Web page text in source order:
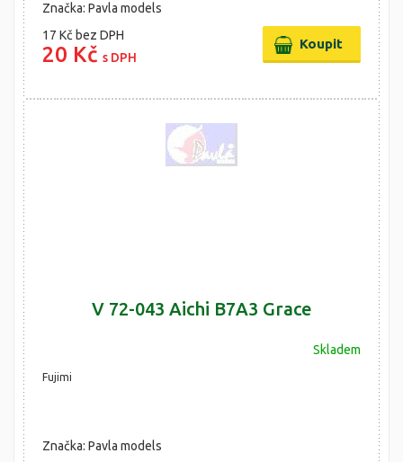
Značka: Pavla models
17 Kč bez DPH
20 Kč s DPH
V 72-043 Aichi B7A3 Grace
Skladem
Fujimi
Značka: Pavla models